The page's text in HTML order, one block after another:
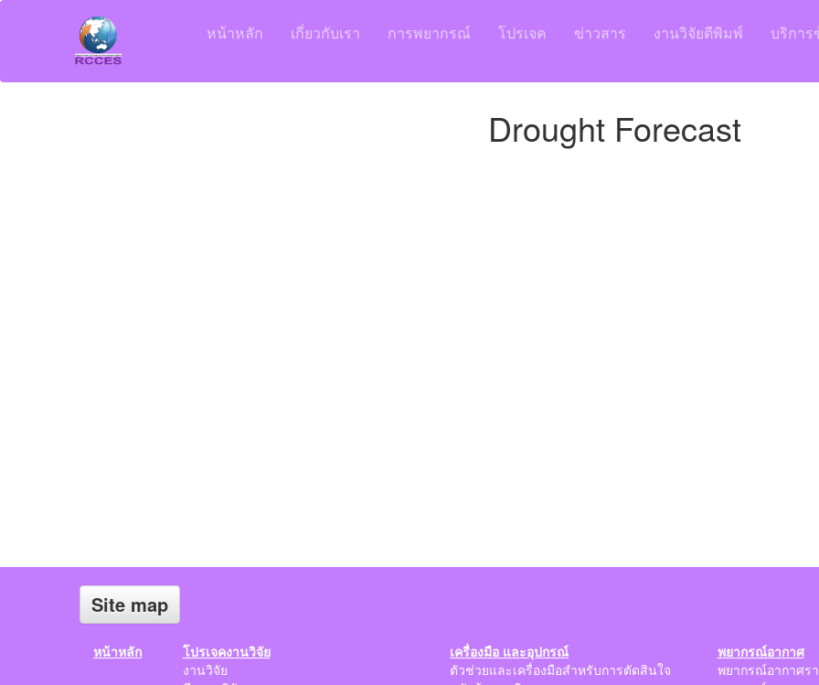
หน้าหลัก เกี่ยวกับเรา การพยากรณ์ โปรเจค ข่าวสาร งานวิจัยตีพิมพ์ บริกา
Drought Forecast
Site map
หน้าหลัก
โปรเจคงานวิจัย
งานวิจัย
เครื่องมือ และอุปกรณ์
ตัวช่วยและเครื่องมือสำหรับการตัดสินใจ
พยากรณ์อากาศ
พยากรณ์อากาศร